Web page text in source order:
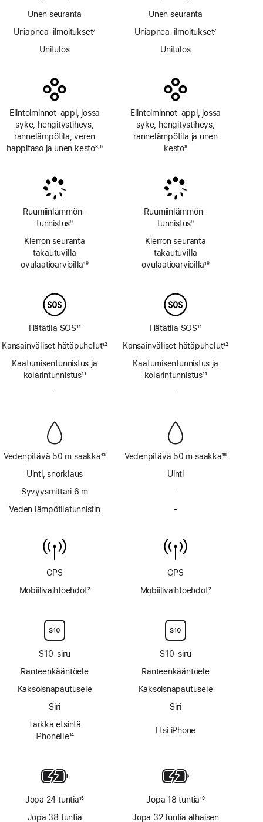
Unen seuranta
Uniapnea-ilmoitukset7
Unitulos
Elintoiminnot-appi, jossa
syke, hengitys­tiheys,
rannelämpötila, veren
happitaso ja unen kesto8,6
Ruumiinlämmön­
tunnistus9
Kierron seuranta
takautuvilla
ovulaatioarvioilla10
Hätätila SOS11
Kansainväliset hätäpuhelut12
Kaatumisen­tunnistus ja
kolarin­tunnistus11
-
Vedenpitävä 50 m saakka13
Uinti, snorklaus
Syvyysmittari 6 m
Veden lämpötilatunnistin
GPS
Mobiilivaihtoehdot2
S10-siru
Ranteen­kääntö­ele
Kaksoisnapautusele
Siri
Tarkka etsintä
iPhonelle14
Jopa 24 tuntia15
Jopa 38 tuntia
Unen seuranta
Uniapnea-ilmoitukset7
Unitulos
Elintoiminnot-appi, jossa
syke, hengitys­tiheys,
rannelämpötila ja unen
kesto8
Ruumiinlämmön­
tunnistus9
Kierron seuranta
takautuvilla
ovulaatioarvioilla10
Hätätila SOS11
Kansainväliset hätäpuhelut12
Kaatumisen­tunnistus ja
kolarin­tunnistus11
-
Vedenpitävä 50 m saakka18
Uinti
-
-
GPS
Mobiilivaihtoehdot2
S10-siru
Ranteen­kääntö­ele
Kaksoisnapautusele
Siri
Etsi iPhone
Jopa 18 tuntia19
Jopa 32 tuntia alhaisen